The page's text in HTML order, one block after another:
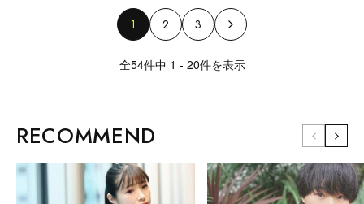
1 2 3
全54件中 1 - 20件を表示
RECOMMEND